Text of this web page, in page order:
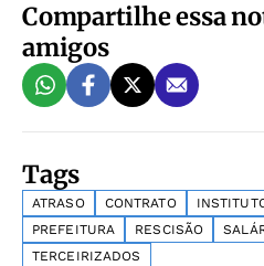
Compartilhe essa
amigos
Tags
ATRASO CONTRATO
PREFEITURA
RESCISÃO
TERCEIRIZADOS